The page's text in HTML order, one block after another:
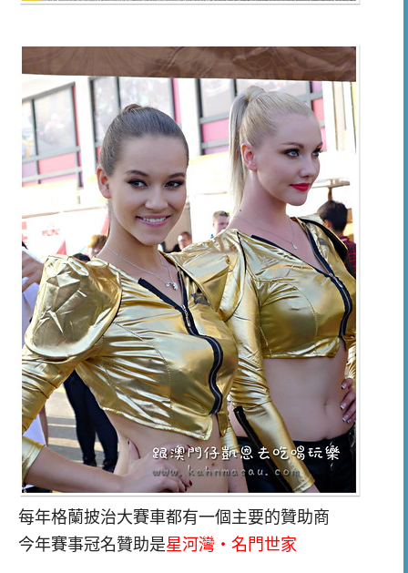
每年格蘭披治大賽車都有一個主要的贊助商
今年賽事冠名贊助是星河灣‧ 名門世家